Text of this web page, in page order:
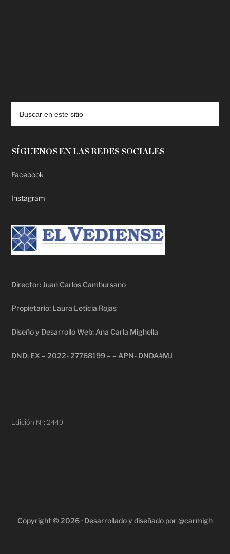
SÍGUENOS EN LAS REDES SOCIALES
Facebook
Instagram
Director: Juan Carlos Cambursano
Propietario: Laura Leticia Rojas
Diseño y Desarrollo Web: Ana Carla Mighella
DND: EX – 2022- 27768199 – – APN- DNDA#MJ
Edición N°: 2440
Copyright © 2026 · Desarrollado y diseñado por @carmigh